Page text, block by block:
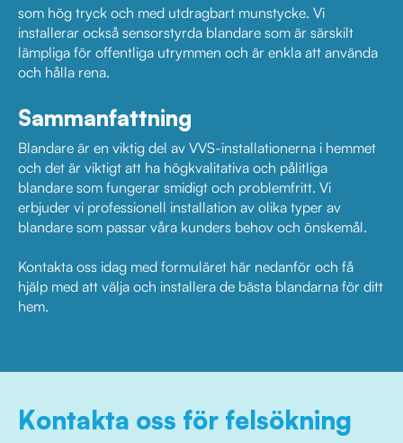
som hög tryck och med utdragbart munstycke. Vi
installerar också sensorstyrda blandare som är särskilt
lämpliga för offentliga utrymmen och är enkla att använda
och hålla rena.
Sammanfattning
Blandare är en viktig del av VVS-installationerna i hemmet
och det är viktigt att ha högkvalitativa och pålitliga
blandare som fungerar smidigt och problemfritt. Vi
erbjuder vi professionell installation av olika typer av
blandare som passar våra kunders behov och önskemål.
Kontakta oss idag med formuläret här nedanför och få
hjälp med att välja och installera de bästa blandarna för ditt
hem.
Kontakta oss för felsökning